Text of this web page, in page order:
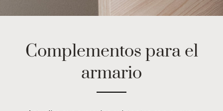
Complementos para el
armario